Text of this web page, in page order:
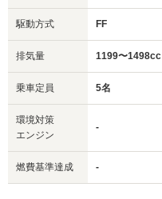
駆動方式 FF
排気量 1199〜1498cc
乗車定員 5名
環境対策
エンジン
-
燃費基準達成 -